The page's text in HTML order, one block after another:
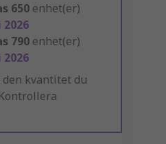
650 enhet(er)
790 enhet(er)
den kvantitet du